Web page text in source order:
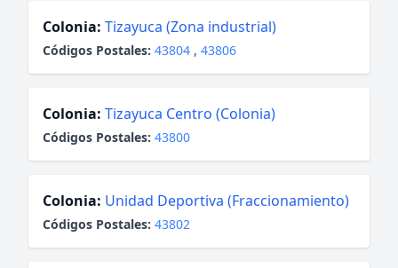
Colonia: Tizayuca (Zona industrial)
Códigos Postales: 43804 , 43806
Colonia: Tizayuca Centro (Colonia)
Códigos Postales: 43800
Colonia: Unidad Deportiva (Fraccionamiento)
Códigos Postales: 43802